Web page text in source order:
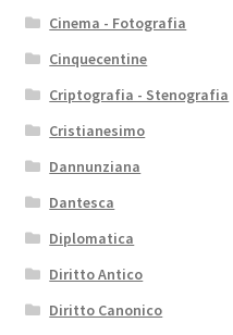
Cinema - Fotografia
Cinquecentine
Criptografia - Stenografia
Cristianesimo
Dannunziana
Dantesca
Diplomatica
Diritto Antico
Diritto Canonico